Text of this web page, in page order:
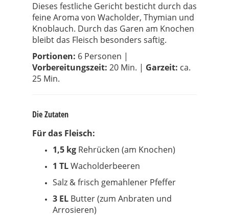
Dieses festliche Gericht besticht durch das
feine Aroma von Wacholder, Thymian und
Knoblauch. Durch das Garen am Knochen
bleibt das Fleisch besonders saftig.
Portionen: 6 Personen |
Vorbereitungszeit: 20 Min. | Garzeit: ca.
25 Min.
Die Zutaten
Für das Fleisch:
1,5 kg Rehrücken (am Knochen)
1 TLWacholderbeeren
Salz & frisch gemahlener Pfeffer
3 EL Butter (zum Anbraten und
Arrosieren)